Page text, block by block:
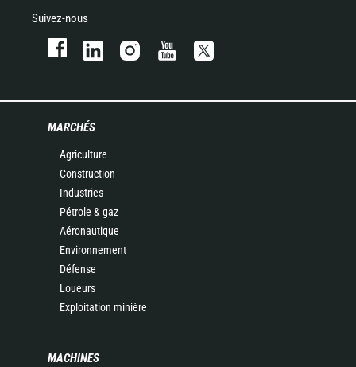
Suivez-nous
MARCHÉS
Agriculture
Construction
Industries
Pétrole & gaz
Aéronautique
Environnement
Défense
Loueurs
Exploitation minière
MACHINES